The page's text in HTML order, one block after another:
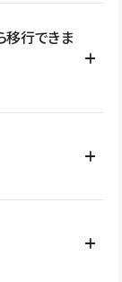
イト、ブロ
イト、ポートフ
移行できま
したうえで、
の場合は、
けではないた
・リダイレク
の運用、権限管
、個別の要件が